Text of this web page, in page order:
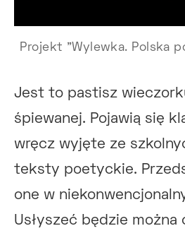
Projekt "Wylewka. Polska
Jest to pastisz
śpiewanej. Pojawią się
wręcz wyjęte ze
teksty poetyckie.
one w
Usłyszeć będzie